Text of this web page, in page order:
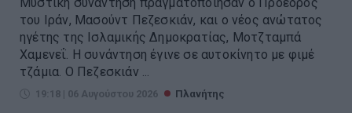
του Ιράν, Μασούντ Πεζεσκιάν, και ο νέος ανώτατος
ηγέτης της Ισλαμικής Δημοκρατίας, Μοτζταμπά
Χαμενεΐ. Η συνάντηση έγινε σε αυτοκίνητο με φιμέ
τζάμια. Ο Πεζεσκιάν ...
19:18 | 06 Αυγούστου 2026 Πλανήτης